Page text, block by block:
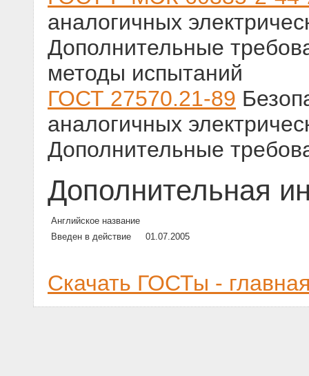
аналогичных
Дополнительные
методы испытаний
ГОСТ 27570.21-89
аналогичных
Дополнительные
Дополнительная
Английское название
Введен в действие
01.07.2005
Скачать ГОСТы -